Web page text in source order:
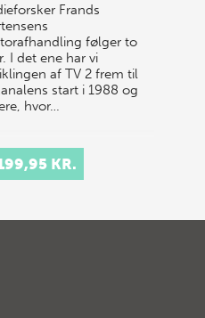
Frands
følger to
I det ene har vi
af TV 2 frem til
start i 1988 og
hvor…
KR.